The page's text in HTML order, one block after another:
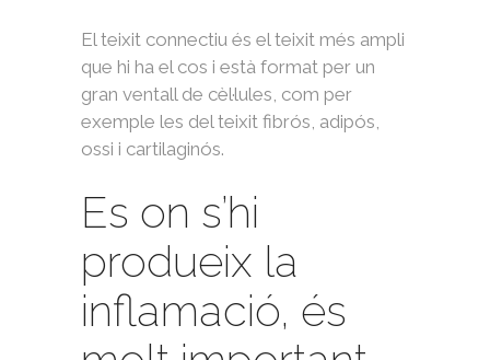
El teixit connectiu és el teixit més ampli
que hi ha el cos i està format per un
gran ventall de cèl·lules, com per
exemple les del teixit fibrós, adipós,
ossi i cartilaginós.
Es on s’hi
produeix la
inflamació, és